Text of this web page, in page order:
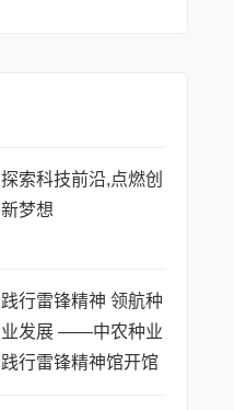
探索科技前沿,点燃创
新梦想
践行雷锋精神 领航种
业发展 ——中农种业
践行雷锋精神馆开馆